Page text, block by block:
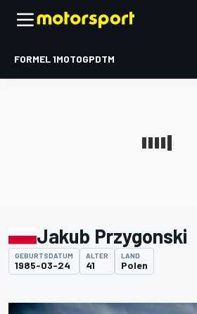
FORMEL 1MOTOGPDTM
Jakub Przygonski
GEBURTSDATUM
1985-03-24
ALTER
41
LAND
Polen